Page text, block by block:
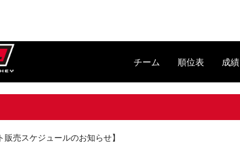
チーム 順位表 成績
販売スケジュールのお知らせ】